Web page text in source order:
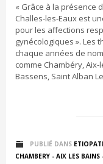
« Grâce à la présence
Challes-les-Eaux est
pour les affections
gynécologiques ». Les
chaque années de
comme Chambéry, Aix-
Bassens, Saint Alban
PUBLIÉ DANS
CHAMBERY - AIX LES